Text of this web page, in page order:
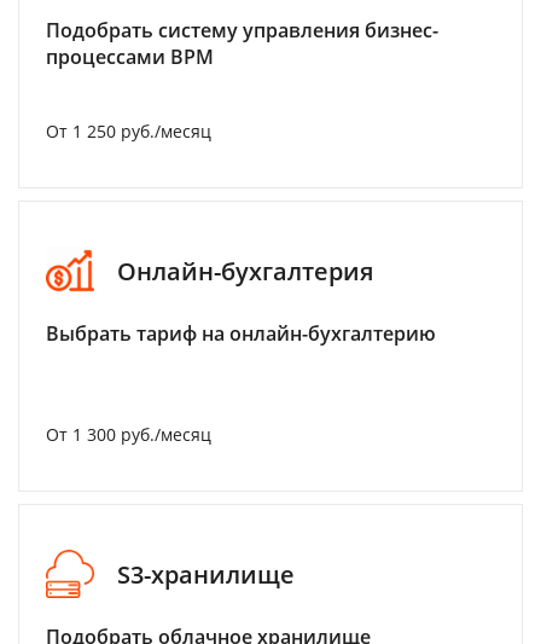
Подобрать систему управления бизнес-
процессами BPM
От 1 250 руб./месяц
Онлайн-бухгалтерия
Выбрать тариф на онлайн-бухгалтерию
От 1 300 руб./месяц
S3-хранилище
Подобрать облачное хранилище